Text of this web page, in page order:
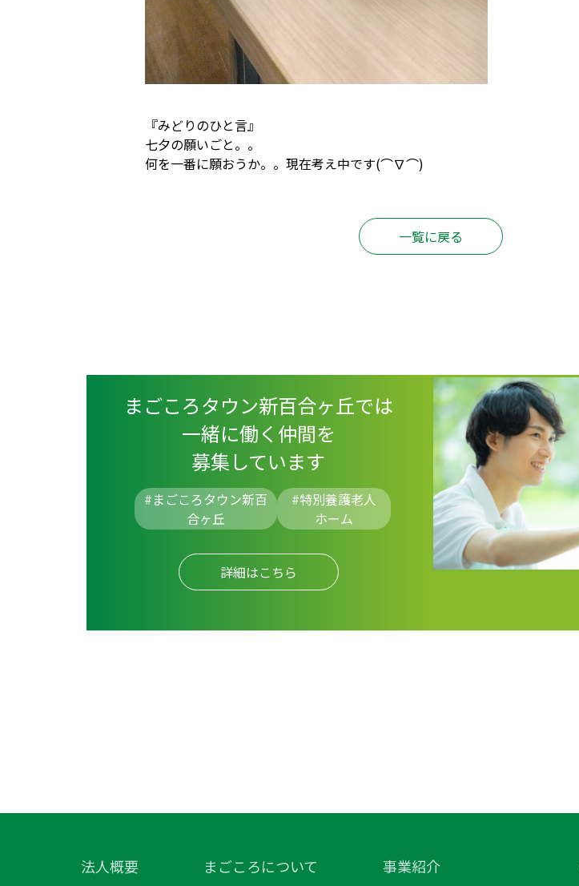
『みどりのひと言』
七夕の願いごと。。
何を一番に願おうか。。現在考え中です(⌒∇⌒)
一覧に戻る
まごころタウン新百合ヶ丘では
一緒に働く仲間を
募集しています
#まごころタウン新百
合ヶ丘
#特別養護老人
ホーム
詳細はこちら
法人概要 まごころについて 事業紹介